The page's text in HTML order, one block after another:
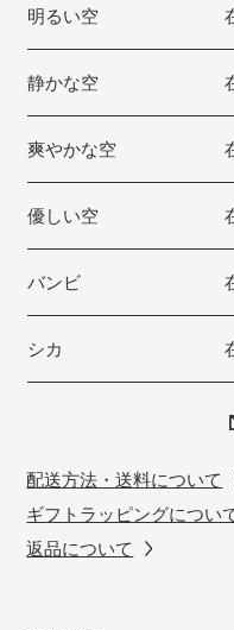
明るい空
静かな空
爽やかな空
優しい空
バンビ
シカ
配送方法・送料について
ギフトラッピングについ
返品について